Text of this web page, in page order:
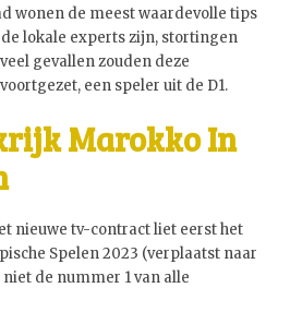
wonen de meest waardevolle tips
lokale experts zijn, stortingen
gevallen zouden deze
een speler uit de D1.
Marokko In
nieuwe tv-contract liet eerst het
Spelen 2023 (verplaatst naar
de nummer 1 van alle